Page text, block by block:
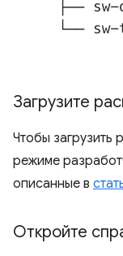
Загрузите
Чтобы загрузить
режиме
описанные в
Откройте